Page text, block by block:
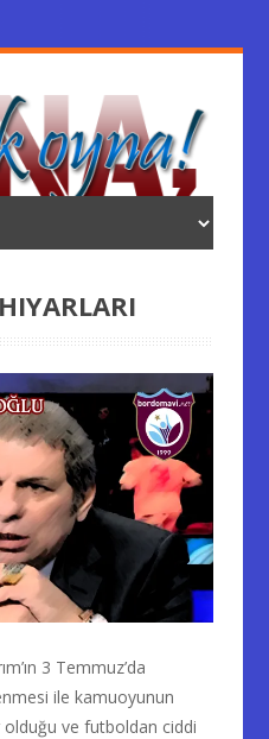
3 Temmuz’da
ile kamuoyunun
olduğu ve futboldan ciddi